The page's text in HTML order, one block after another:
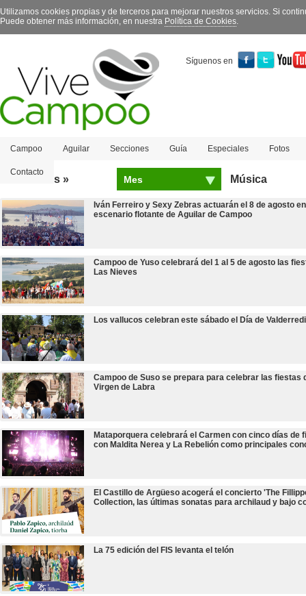
Utilizamos cookies propias y de terceros para mejorar nuestros servicios. Si
Puede obtener más información, en nuestra Política de Cookies.
Síguenos en
Campoo Aguilar Secciones Guía Especiales Fotos
Contacto
Más leídas » Mes Música
Iván Ferreiro y Sexy Zebras actuarán el 8 de agosto
escenario flotante de Aguilar de Campoo
Campoo de Yuso celebrará del 1 al 5 de agosto las
Las Nieves
Los vallucos celebran este sábado el Día de
Campoo de Suso se prepara para celebrar las fiestas
Virgen de Labra
Mataporquera celebrará el Carmen con cinco días de
con Maldita Nerea y La Rebelión como principales
El Castillo de Argüeso acogerá el concierto 'The
Collection, las últimas sonatas para archilaud y bajo
La 75 edición del FIS levanta el telón